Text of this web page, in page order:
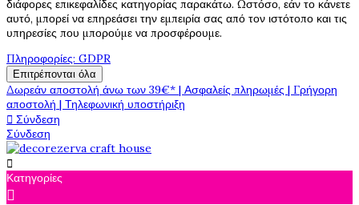
διάφορες επικεφαλίδες κατηγορίας παρακάτω. Ωστόσο, εάν το κάνετε
αυτό, μπορεί να επηρεάσει την εμπειρία σας από τον ιστότοπο και τις
υπηρεσίες που μπορούμε να προσφέρουμε.
Πληροφορίες: GDPR
Επιτρέπονται όλα
Δωρεάν αποστολή άνω των 39€* | Ασφαλείς πληρωμές | Γρήγορη
αποστολή | Τηλεφωνική υποστήριξη
 Σύνδεση
Σύνδεση

Κατηγορίες
